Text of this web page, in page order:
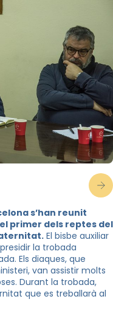
s’han reunit
primer dels reptes del
El bisbe auxiliar
la trobada
Els diaques, que
van assistir molts
Durant la trobada,
que es treballarà al